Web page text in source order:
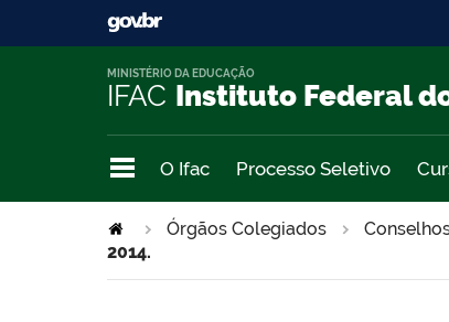
IFAC Instituto Federal
MINISTÉRIO DA EDUCAÇÃO
O Ifac Processo Seletivo
Órgãos Colegiados
2014.